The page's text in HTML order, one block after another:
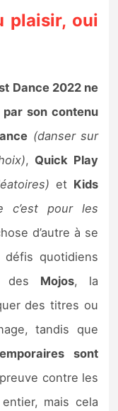
plaisir, oui
Dance 2022 ne
son contenu
(danser sur
, Quick Play
et Kids
c’est pour les
d’autre à se
quotidiens
des Mojos, la
des titres ou
tandis que
sont
contre les
mais cela